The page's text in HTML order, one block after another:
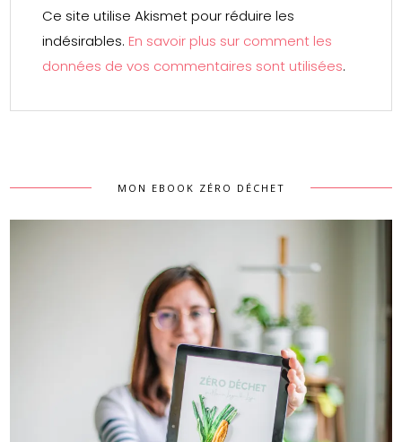
Ce site utilise Akismet pour réduire les
indésirables. En savoir plus sur comment les
données de vos commentaires sont utilisées.
MON EBOOK ZÉRO DÉCHET